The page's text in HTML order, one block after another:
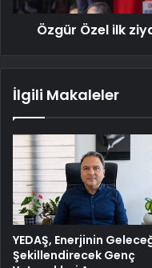
Özgür Özel ilk
İlgili Makaleler
YEDAŞ, Enerjinin
Şekillendirecek Genç